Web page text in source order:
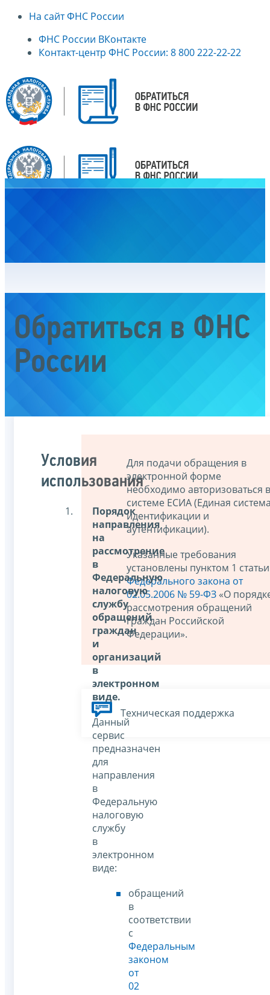
На сайт ФНС России
ФНС России ВКонтакте
Контакт-центр ФНС России: 8 800 222-22-22
Обратиться в ФНС
России
Условия
использования
Порядок
направления
на
рассмотрение
в
Федеральную
налоговую
службу
обращений
граждан
и
организаций
в
электронном
виде.
Данный
сервис
предназначен
для
направления
в
Федеральную
налоговую
службу
в
электронном
виде:
обращений
в
соответствии
с
Федеральным
законом
от
02
Для подачи обращения в
электронной форме
необходимо авторизоваться в
системе ЕСИА (Единая
идентификации и
аутентификации).
Указанные требования
установлены пунктом 1
Федерального закона от
02.05.2006 № 59-ФЗ «О
рассмотрения обращений
граждан Российской
Федерации».
Техническая поддержка